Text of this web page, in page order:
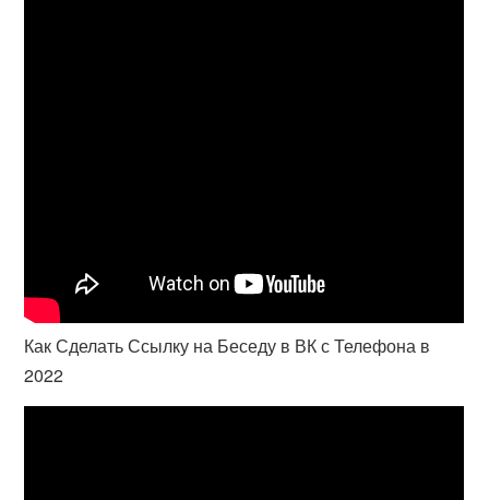
Как Сделать Ссылку на Беседу в ВК с Телефона в
2022